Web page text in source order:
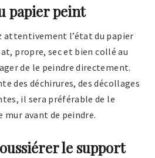
papier peint
attentivement l’état du papier
propre, sec et bien collé au
de le peindre directement.
des déchirures, des décollages
il sera préférable de le
avant de peindre.
le support